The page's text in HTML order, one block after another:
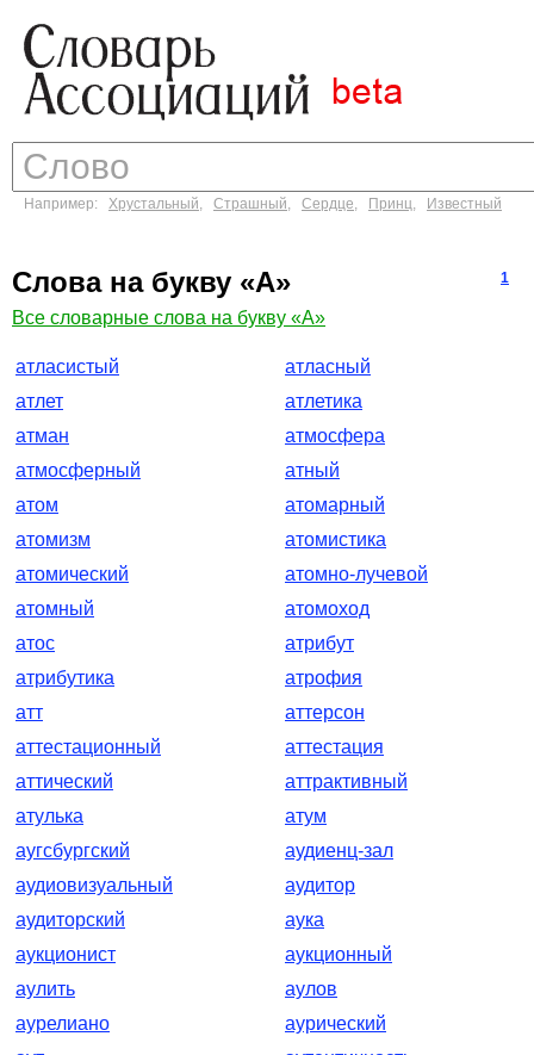
Например: Хрустальный, Страшный, Сердце, Принц, Известный
Слова на букву «А» 1
Все словарные слова на букву «А»
атласистый
атласный
атлет
атлетика
атман
атмосфера
атмосферный
атный
атом
атомарный
атомизм
атомистика
атомический
атомно-лучевой
атомный
атомоход
атос
атрибут
атрибутика
атрофия
атт
аттерсон
аттестационный
аттестация
аттический
аттрактивный
атулька
атум
аугсбургский
аудиенц-зал
аудиовизуальный
аудитор
аудиторский
аука
аукционист
аукционный
аулить
аулов
аурелиано
аурический